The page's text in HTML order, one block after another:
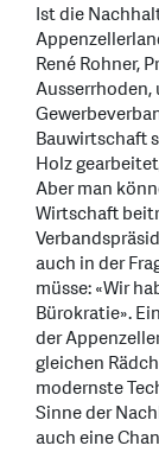
Ist die
René Rohner,
Ausserrhoden,
Bauwirtschaft
Holz
Aber man
Wirtschaft
auch in der
müsse: «Wir
Bürokratie».
der
gleichen
modernste
Sinne der
auch eine